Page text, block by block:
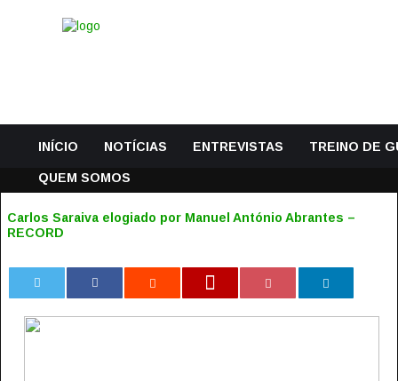
INÍCIO NOTÍCIAS ENTREVISTAS TREINO DE
QUEM SOMOS
Carlos Saraiva elogiado por Manuel António Abrantes –
RECORD
0